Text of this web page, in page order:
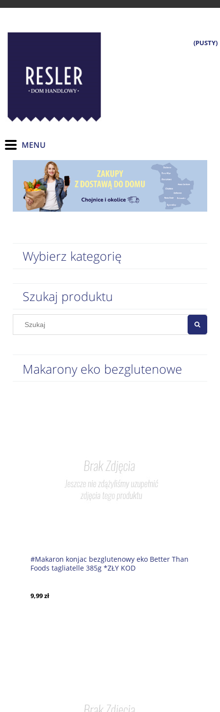
(PUSTY)
Wybierz kategorię
Szukaj produktu
Makarony eko bezglutenowe
#Makaron konjac bezglutenowy eko Better Than
Foods tagliatelle 385g *ZŁY KOD
9,99 zł